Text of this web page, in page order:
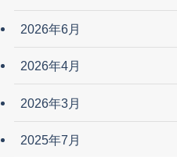
2026年6月
2026年4月
2026年3月
2025年7月